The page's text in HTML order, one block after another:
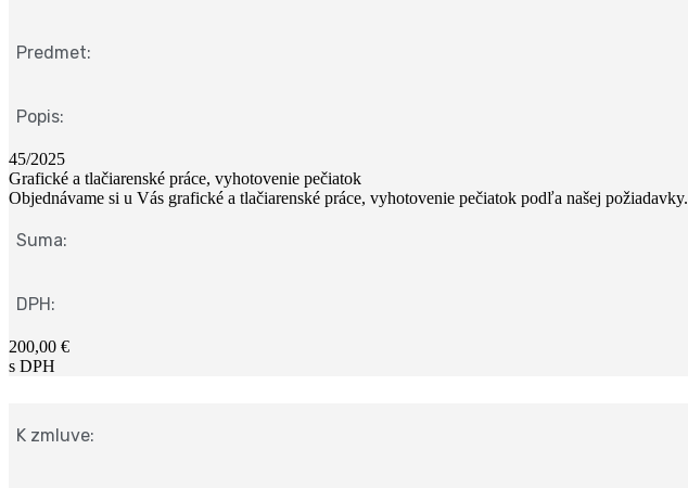
Predmet:
Popis:
45/2025
Grafické a tlačiarenské práce, vyhotovenie pečiatok
Objednávame si u Vás grafické a tlačiarenské práce, vyhotovenie pečiatok podľa našej požiadavky.
Suma:
DPH:
200,00 €
s DPH
K zmluve: